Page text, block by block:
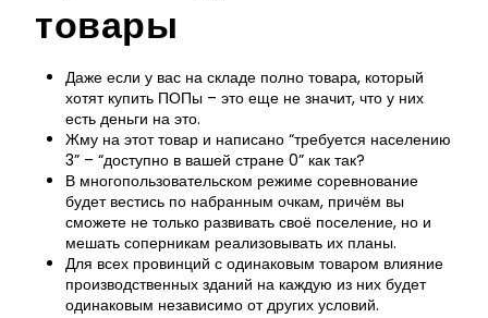
товары
Даже если у вас на складе полно товара, который
хотят купить ПОПы – это еще не значит, что у них
есть деньги на это.
Жму на этот товар и написано “требуется населению
3” – “доступно в вашей стране 0” как так?
В многопользовательском режиме соревнование
будет вестись по набранным очкам, причём вы
сможете не только развивать своё поселение, но и
мешать соперникам реализовывать их планы.
Для всех провинций с одинаковым товаром влияние
производственных зданий на каждую из них будет
одинаковым независимо от других условий.